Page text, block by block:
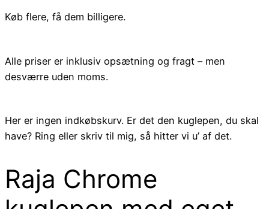
Køb flere, få dem billigere.
Alle priser er inklusiv opsætning og fragt – men
desværre uden moms.
Her er ingen indkøbskurv. Er det den kuglepen, du skal
have? Ring eller skriv til mig, så hitter vi u’ af det.
Raja Chrome